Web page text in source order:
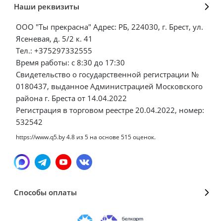
Наши реквизиты
ООО "Ты прекрасна" Адрес: РБ, 224030, г. Брест, ул.
Ясеневая, д. 5/2 к. 41
Тел.: +375297332555
Время работы: с 8:30 до 17:30
Свидетельство о государственной регистрации №
0180437, выданное Администрацией Московского
района г. Бреста от 14.04.2022
Регистрация в торговом реестре 20.04.2022, номер:
532542
https://www.q5.by4.8 из5 на основе 515оценок.
Способы оплаты